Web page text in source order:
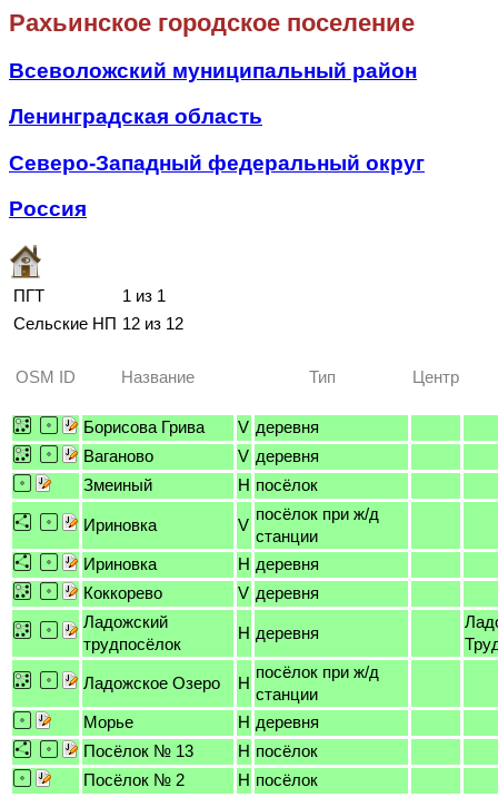
Рахьинское городское поселение
Всеволожский муниципальный район
Ленинградская область
Северо-Западный федеральный округ
Россия
ПГТ
1 из 1
Сельские НП 12 из 12
OSM ID Название Тип Центр
Борисова Грива V деревня
Ваганово
V деревня
Змеиный
H посёлок
Ириновка V
посёлок при ж/д
станции
Ириновка
H деревня
Коккорево
V деревня
Ладожский
трудпосёлок
H деревня
Ладожское Озеро H
посёлок при ж/д
станции
Морье
H деревня
Посёлок № 13
H посёлок
Посёлок № 2
H посёлок